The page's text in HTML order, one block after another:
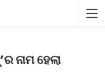
ନାମ ହେଲା